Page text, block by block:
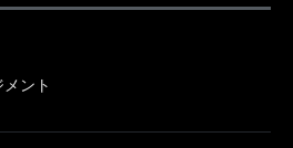
メント